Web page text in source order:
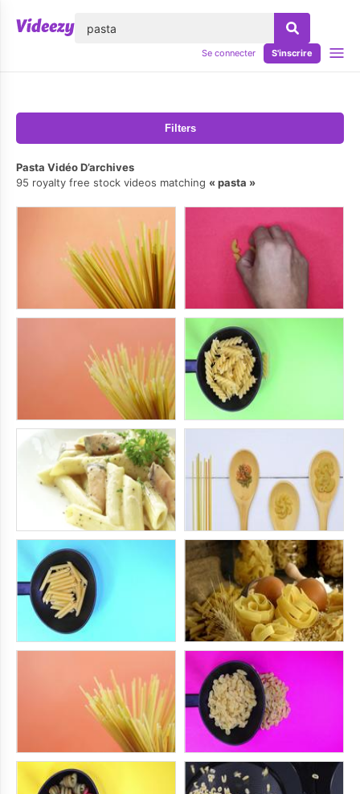
Se connecter S'inscrire
Filters
Pasta Vidéo D’archives
95 royalty free stock videos matching
pasta